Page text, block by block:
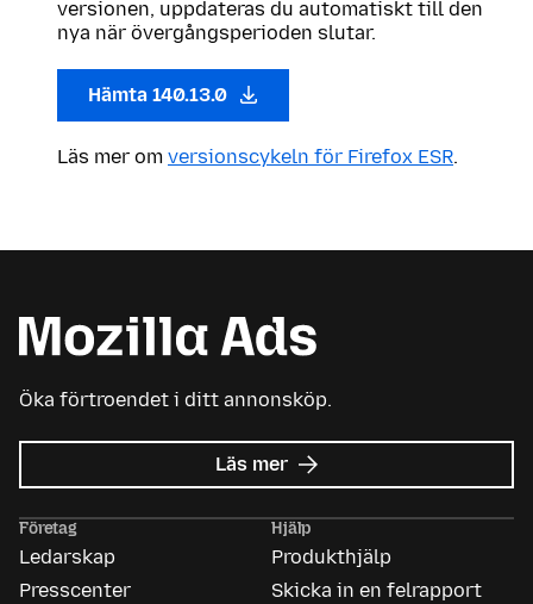
versionen, uppdateras du automatiskt till den
nya när övergångsperioden slutar.
Hämta 140.13.0
Läs mer om versionscykeln för Firefox ESR.
Öka förtroendet i ditt annonsköp.
Läs mer om
Mozilla
Företag
Ledarskap
Presscenter
Hjälp
Produkthjälp
Skicka in en felrapport